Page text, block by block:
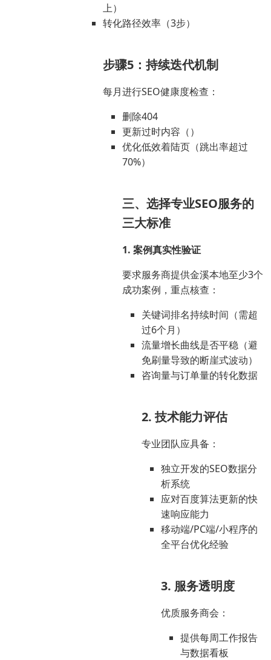
上）
转化路径效率（3步）
步骤5：持续迭代机制
每月进行SEO健康度检查：
删除404
更新过时内容（）
优化低效着陆页（跳出率超过
70%）
三、选择专业SEO服务的
三大标准
1. 案例真实性验证
要求服务商提供金溪本地至少3个
成功案例，重点核查：
关键词排名持续时间（需超
过6个月）
流量增长曲线是否平稳（避
免刷量导致的断崖式波动）
咨询量与订单量的转化数据
2. 技术能力评估
专业团队应具备：
独立开发的SEO数据分
析系统
应对百度算法更新的快
速响应能力
移动端/PC端/小程序的
全平台优化经验
3. 服务透明度
优质服务商会：
提供每周工作报告
与数据看板